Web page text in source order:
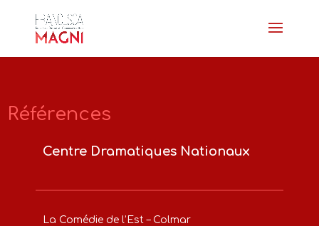
Références
Centre Dramatiques Nationaux
La Comédie de l’Est – Colmar